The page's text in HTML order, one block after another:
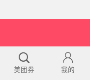
美团券 我的